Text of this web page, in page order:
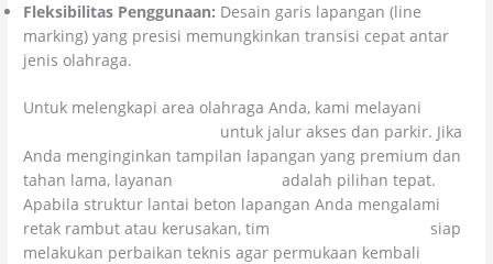
Fleksibilitas Penggunaan: Desain garis lapangan (line
marking) yang presisi memungkinkan transisi cepat antar
jenis olahraga.
Untuk melengkapi area olahraga Anda, kami melayani
untuk jalur akses dan parkir. Jika
Anda menginginkan tampilan lapangan yang premium dan
tahan lama, layanan
adalah pilihan tepat.
Apabila struktur lantai beton lapangan Anda mengalami
retak rambut atau kerusakan, tim
siap
melakukan perbaikan teknis agar permukaan kembali